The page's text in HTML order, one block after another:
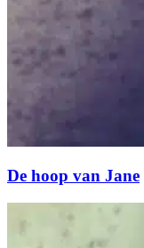
De hoop van Jane